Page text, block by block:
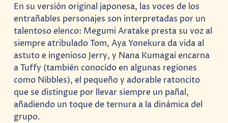
En su versión original japonesa, las voces de los
entrañables personajes son interpretadas por un
talentoso elenco: Megumi Aratake presta su voz al
siempre atribulado Tom, Aya Yonekura da vida al
astuto e ingenioso Jerry, y Nana Kumagai encarna
a Tuffy (también conocido en algunas regiones
como Nibbles), el pequeño y adorable ratoncito
que se distingue por llevar siempre un pañal,
añadiendo un toque de ternura a la dinámica del
grupo.